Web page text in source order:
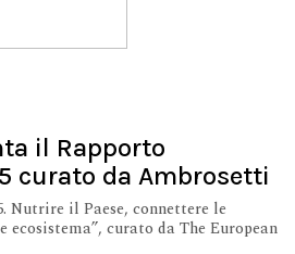
il Rapporto
curato da Ambrosetti
Nutrire il Paese, connettere le
ecosistema”, curato da The European